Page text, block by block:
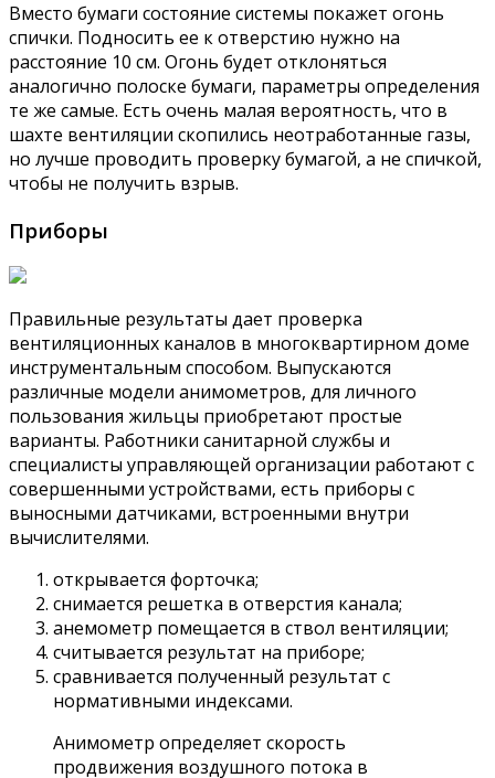
Вместо бумаги состояние системы покажет огонь
спички. Подносить ее к отверстию нужно на
расстояние 10 см. Огонь будет отклоняться
аналогично полоске бумаги, параметры определения
те же самые. Есть очень малая вероятность, что в
шахте вентиляции скопились неотработанные газы,
но лучше проводить проверку бумагой, а не спичкой,
чтобы не получить взрыв.
Приборы
Правильные результаты дает проверка
вентиляционных каналов в многоквартирном доме
инструментальным способом. Выпускаются
различные модели анимометров, для личного
пользования жильцы приобретают простые
варианты. Работники санитарной службы и
специалисты управляющей организации работают с
совершенными устройствами, есть приборы с
выносными датчиками, встроенными внутри
вычислителями.
открывается форточка;
снимается решетка в отверстия канала;
анемометр помещается в ствол вентиляции;
считывается результат на приборе;
сравнивается полученный результат с
нормативными индексами.
Анимометр определяет скорость
продвижения воздушного потока в